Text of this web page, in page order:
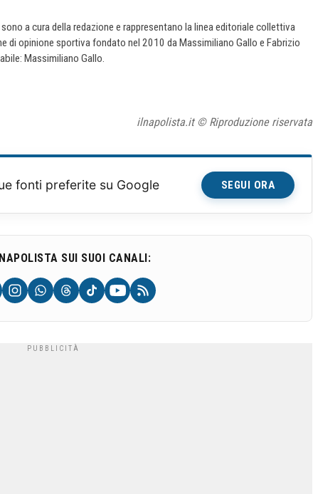
a cura della redazione e rappresentano la linea editoriale collettiva
di opinione sportiva fondato nel 2010 da Massimiliano Gallo e Fabrizio
Massimiliano Gallo.
ilnapolista.it © Riproduzione riservata
fonti preferite su Google SEGUI ORA
SUI SUOI CANALI: